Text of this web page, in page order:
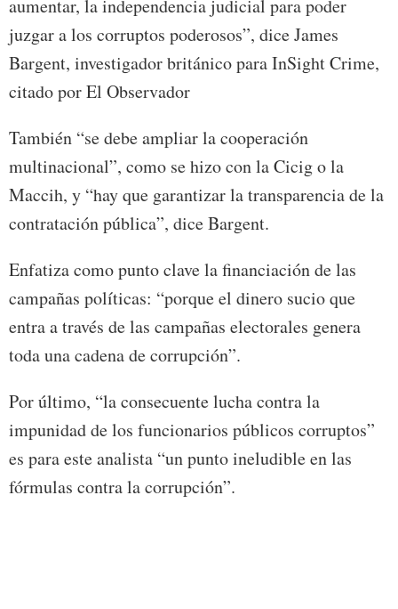
aumentar, la independencia judicial para poder
juzgar a los corruptos poderosos”, dice James
Bargent, investigador británico para InSight Crime,
citado por El Observador
También “se debe ampliar la cooperación
multinacional”, como se hizo con la Cicig o la
Maccih, y “hay que garantizar la transparencia de la
contratación pública”, dice Bargent.
Enfatiza como punto clave la financiación de las
campañas políticas: “porque el dinero sucio que
entra a través de las campañas electorales genera
toda una cadena de corrupción”.
Por último, “la consecuente lucha contra la
impunidad de los funcionarios públicos corruptos”
es para este analista “un punto ineludible en las
fórmulas contra la corrupción”.